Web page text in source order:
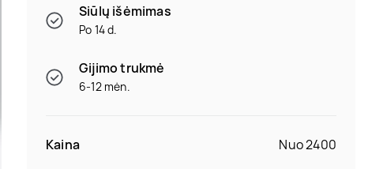
Siūlų išėmimas
Po 14 d.
Gijimo trukmė
6-12 mėn.
Kaina Nuo 2400